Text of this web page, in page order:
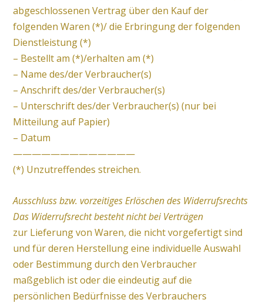
abgeschlossenen Vertrag über den Kauf der
folgenden Waren (*)/ die Erbringung der folgenden
Dienstleistung (*)
– Bestellt am (*)/erhalten am (*)
– Name des/der Verbraucher(s)
– Anschrift des/der Verbraucher(s)
– Unterschrift des/der Verbraucher(s) (nur bei
Mitteilung auf Papier)
– Datum
—————————————
(*) Unzutreffendes streichen.
Ausschluss bzw. vorzeitiges Erlöschen des Widerrufsrechts
Das Widerrufsrecht besteht nicht bei Verträgen
zur Lieferung von Waren, die nicht vorgefertigt sind
und für deren Herstellung eine individuelle Auswahl
oder Bestimmung durch den Verbraucher
maßgeblich ist oder die eindeutig auf die
persönlichen Bedürfnisse des Verbrauchers